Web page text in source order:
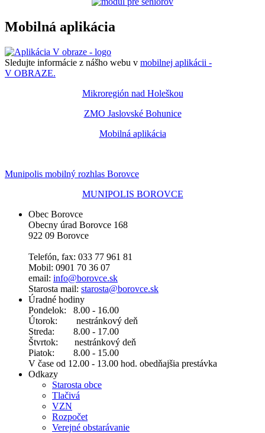
Mobilná aplikácia
Sledujte informácie z nášho webu v mobilnej aplikácii -
V OBRAZE.
Mikroregión nad Holeškou
ZMO Jaslovské Bohunice
Mobilná aplikácia
Munipolis mobilný rozhlas Borovce
MUNIPOLIS BOROVCE
Obec Borovce
Obecny úrad Borovce 168
922 09 Borovce
Telefón, fax: 033 77 961 81
Mobil: 0901 70 36 07
email: info@borovce.sk
Starosta mail: starosta@borovce.sk
Úradné hodiny
Pondelok: 8.00 - 16.00
Útorok: nestránkový deň
Streda: 8.00 - 17.00
Štvrtok: nestránkový deň
Piatok: 8.00 - 15.00
V čase od 12.00 - 13.00 hod. obedňajšia prestávka
Odkazy
Starosta obce
Tlačivá
VZN
Rozpočet
Verejné obstarávanie